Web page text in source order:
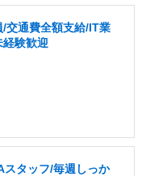
交通費全額支給/IT業
験歓迎
タッフ/毎週しっか